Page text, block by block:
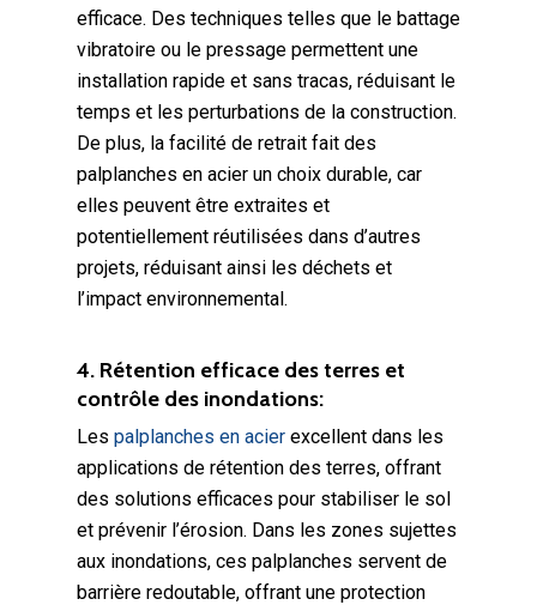
efficace. Des techniques telles que le battage
vibratoire ou le pressage permettent une
installation rapide et sans tracas, réduisant le
temps et les perturbations de la construction.
De plus, la facilité de retrait fait des
palplanches en acier un choix durable, car
elles peuvent être extraites et
potentiellement réutilisées dans d’autres
projets, réduisant ainsi les déchets et
l’impact environnemental.
4. Rétention efficace des terres et
contrôle des inondations:
Les palplanches en acier excellent dans les
applications de rétention des terres, offrant
des solutions efficaces pour stabiliser le sol
et prévenir l’érosion. Dans les zones sujettes
aux inondations, ces palplanches servent de
barrière redoutable, offrant une protection